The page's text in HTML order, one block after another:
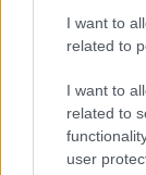
I want to
related to
I want to
related to
user
erővel, amely